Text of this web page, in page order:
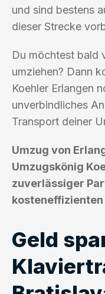
und sind bestens
dieser Strecke
Du möchtest bald
umziehen? Dann
Koehler Erlangen
unverbindliches
Transport deiner
Umzug von
Umzugskönig
zuverlässiger
Geld